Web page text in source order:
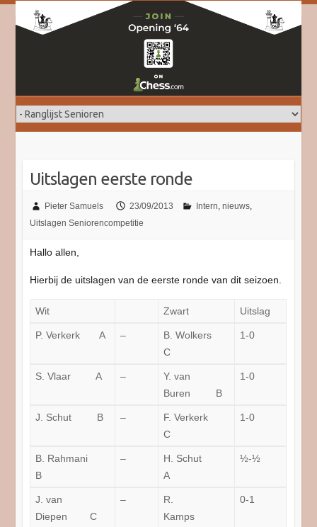
Doorgaan
naar
Uitslagen eerste ronde
Pieter Samuels 23/09/2013 Intern,nieuws,
Uitslagen Seniorencompetitie
Hallo allen,
Hierbij de uitslagen van de eerste ronde van dit seizoen.
Wit Zwart Uitslag
P. Verkerk A –
B. Wolkers
C
1-0
S. Vlaar A –
Y. van
Buren B
1-0
J. Schut B –
F. Verkerk
C
1-0
B. Rahmani
B
–
H. Schut
A
½-½
J. van
Diepen C
–
R.
Kamps
0-1